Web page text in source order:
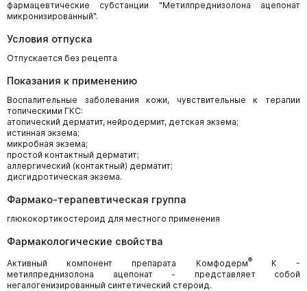
фармацевтические субстанции "Метилпреднизолона ацепонат
микронизированный".
Условия отпуска
Отпускается без рецепта
Показания к применению
Воспалительные заболевания кожи, чувствительные к терапии
топическими ГКС:
атопический дерматит, нейродермит, детская экзема;
истинная экзема;
микробная экзема;
простой контактный дерматит;
аллергический (контактный) дерматит;
дисгидротическая экзема.
Фармако-терапевтическая группа
глюкокортикостероид для местного применения
Фармакологические свойства
Активный компонент препарата Комфодерм®К -
метилпреднизолона ацепонат - представляет собой
негалогенизированный синтетический стероид.